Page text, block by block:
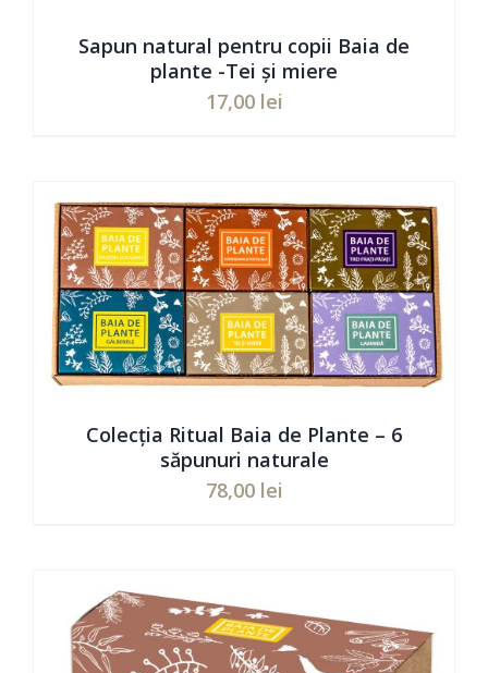
Sapun natural pentru copii Baia de
plante -Tei și miere
17,00 lei
Colecția Ritual Baia de Plante – 6
săpunuri naturale
78,00 lei